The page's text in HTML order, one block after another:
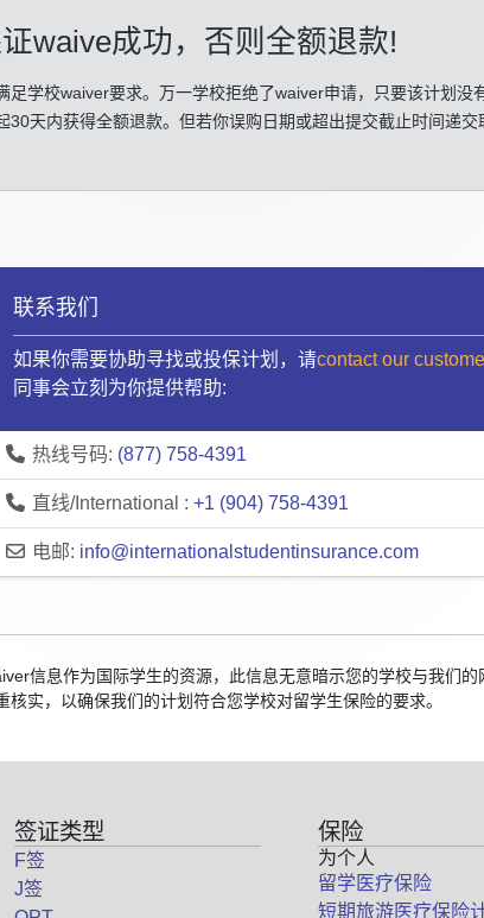
waive成功 ，否则全额退款!
足学校waiver要求。万一学校拒绝了waiver申请，只要该计划
30天内获得全额退款。但若你误购日期或超出提交截止时间递交
联系我们
如果你需要协助寻找或投保计划，请contact our
同事会立刻为你提供帮助:
热线号码: (877) 758-4391
直线/International : +1 (904) 758-4391
电邮: info@internationalstudentinsurance.com
信息作为国际学生的资源，此信息无意暗示您的学校与我们
核实，以确保我们的计划符合您学校对留学生保险的要求。
签证类型
F签
J签
保险
为个人
留学医疗保险
短期旅游医疗保险